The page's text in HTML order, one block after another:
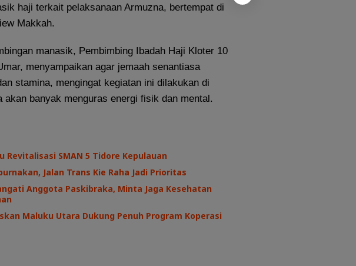
haji terkait pelaksanaan Armuzna, bertempat di
Makkah.
manasik, Pembimbing Ibadah Haji Kloter 10
menyampaikan agar jemaah senantiasa
stamina, mengingat kegiatan ini dilakukan di
akan banyak menguras energi fisik dan mental.
Revitalisasi SMAN 5 Tidore Kepulauan
Jalan Trans Kie Raha Jadi Prioritas
Anggota Paskibraka, Minta Jaga Kesehatan
Maluku Utara Dukung Penuh Program Koperasi